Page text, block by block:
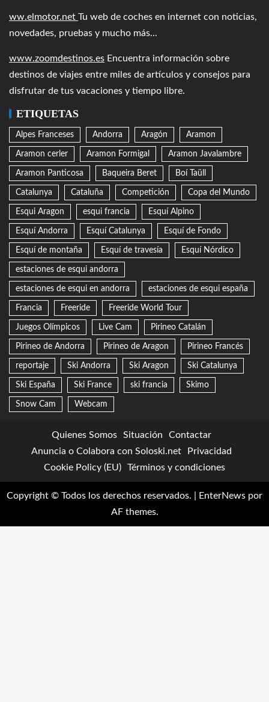
ww.elmotor.net Tu web de coches en internet con noticias,
novedades, pruebas y mucho más...
www.zoomdestinos.es Encuentra información sobre
destinos de viajes entre miles de artículos y consejos para
disfrutar de tus vacaciones y tiempo libre.
ETIQUETAS
Alpes Franceses Andorra Aragón Aramon
Aramon cerler Aramon Formigal Aramon Javalambre
Aramon Panticosa Baqueira Beret Boí Taüll
Catalunya Cataluña Competición Copa del Mundo
Esqui Aragon esqui francia Esquí Alpino
Esquí Andorra Esquí Catalunya Esquí de Fondo
Esquí de montaña Esquí de travesía Esquí Nórdico
estaciones de esqui andorra
estaciones de esqui en andorra estaciones de esqui españa
Francia Freeride Freeride World Tour
Juegos Olímpicos Live Cam Pirineo Catalán
Pirineo de Andorra Pirineo de Aragon Pirineo Francés
reportaje Ski Andorra Ski Aragon Ski Catalunya
Ski España Ski France ski francia Skimo
Snow Cam Webcam
Quienes Somos Situación
Contactar
Anuncia o Colabora con Soloski.net
Privacidad
Cookie Policy (EU)
Términos y condiciones
Copyright © Todos los derechos reservados. EnterNews por
AF themes.